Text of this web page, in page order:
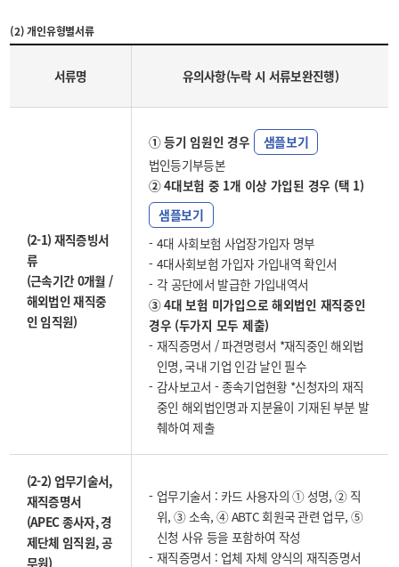
(2) 개인유형별서류
서류명 유의사항(누락 시 서류보완진행)
(2-1) 재직증빙서
류
(근속기간 0개월 /
해외법인 재직중
인 임직원)
① 등기 임원인 경우
샘플보기
법인등기부등본
② 4대보험 중 1개 이상 가입된 경우 (택 1)
샘플보기
4대 사회보험 사업장가입자 명부
4대사회보험 가입자 가입내역 확인서
각 공단에서 발급한 가입내역서
③ 4대 보험 미가입으로 해외법인 재직중인
경우 (두가지 모두 제출)
재직증명서 / 파견명령서 *재직중인 해외법
인명, 국내 기업 인감 날인 필수
감사보고서 - 종속기업현황 *신청자의 재직
중인 해외법인명과 지분율이 기재된 부분 발
췌하여 제출
(2-2) 업무기술서,
재직증명서
(APEC 종사자, 경
제단체 임직원, 공
무원)
업무기술서 : 카드 사용자의 ① 성명, ② 직
위, ③ 소속, ④ ABTC 회원국 관련 업무, ⑤
신청 사유 등을 포함하여 작성
재직증명서 : 업체 자체 양식의 재직증명서